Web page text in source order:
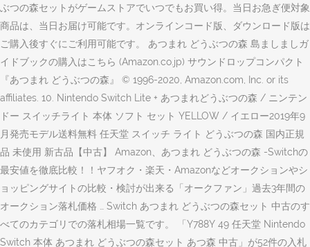
ぶつの森セットがゲームストアでいつでもお買い得。当日お急ぎ便対象
商品は、当日お届け可能です。オンラインコード版、ダウンロード版は
ご購入後すぐにご利用可能です。 あつまれ どうぶつの森 島ましましガ
イドブックの購入はこちら (Amazon.co.jp) サウンドロップコンパクト
『あつまれ どうぶつの森』 © 1996-2020, Amazon.com, Inc. or its
affiliates. 10. Nintendo Switch Lite + あつまれどうぶつの森 / ニンテン
ドー スイッチライト 本体 ソフト セット YELLOW / イエロー2019年9
月発売モデル送料無料 任天堂 スイッチ ライト どうぶつの森 国内正規
品 未使用 新古品【中古】 Amazon、あつまれ どうぶつの森 -Switchの
最安値を徹底比較！！ヤフオク・楽天・Amazonなどオークションやシ
ョッピングサイトの比較・検討が出来る「オークファン」過去3年間の
オークション落札価格 … Switch あつまれ どうぶつの森セット 中古のす
べてのカテゴリでの落札相場一覧です。 「Y788Y 49 任天堂 Nintendo
Switch 本体 あつまれ どうぶつの森セット あつ森 中古」が52件の入札